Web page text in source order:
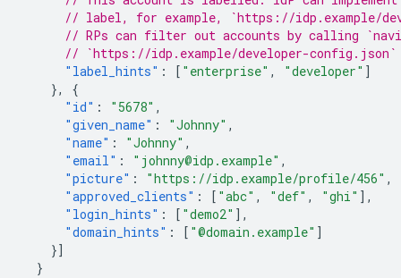
// label, for example, `https://idp.example/
// RPs can filter out accounts by calling
// `https://idp.example/developer-
"label_hints" : [ "enterprise" , "developer" ]
},
{
"id" : "5678" ,
"given_name" : "Johnny" ,
"name" : "Johnny" ,
"email" : "johnny@idp.example" ,
"picture" : "https://idp.example/profile/456" ,
"approved_clients" : [ "abc" , "def" , "ghi" ],
"login_hints" : [ "demo2" ],
"domain_hints" : [ "@domain.example" ]
}]
}